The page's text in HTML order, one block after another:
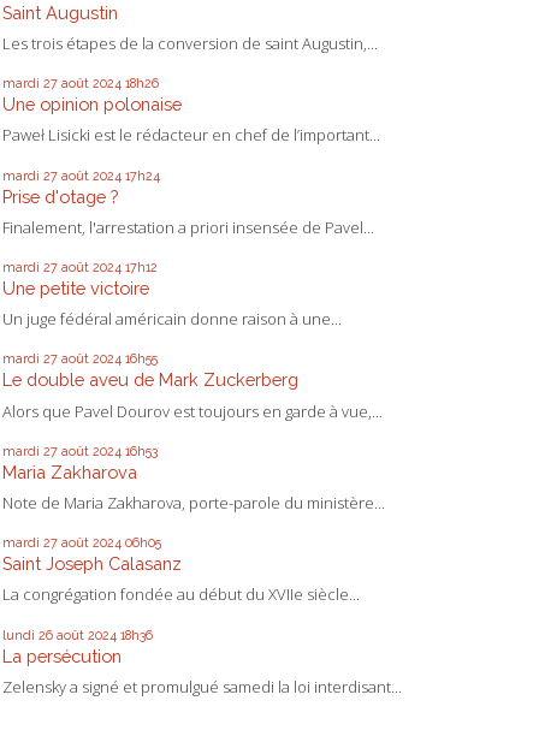
Saint Augustin
Les trois étapes de la conversion de saint Augustin,...
mardi 27 août 2024 18h26
Une opinion polonaise
Paweł Lisicki est le rédacteur en chef de l’important...
mardi 27 août 2024 17h24
Prise d'otage ?
Finalement, l'arrestation a priori insensée de Pavel...
mardi 27 août 2024 17h12
Une petite victoire
Un juge fédéral américain donne raison à une...
mardi 27 août 2024 16h55
Le double aveu de Mark Zuckerberg
Alors que Pavel Dourov est toujours en garde à vue,...
mardi 27 août 2024 16h53
Maria Zakharova
Note de Maria Zakharova, porte-parole du ministère...
mardi 27 août 2024 06h05
Saint Joseph Calasanz
La congrégation fondée au début du XVIIe siècle...
lundi 26 août 2024 18h36
La persécution
Zelensky a signé et promulgué samedi la loi interdisant...